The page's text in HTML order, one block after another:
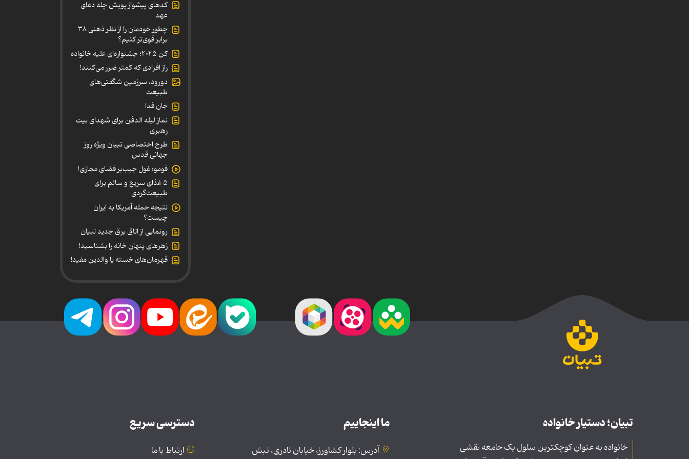
کدهای پیشواز پویش چله دعای
عهد
چطور خودمان را از نظر ذهنی ۳۸
برابر قوی‌تر کنیم؟
کن ۲۰۲۵؛ جشنواره‌ای علیه خانواده
راز افرادی که کمتر ضرر می‌کنند!
دورود، سرزمین شگفتی‌های
طبیعت
جان فدا
نماز لیله الدفن برای شهدای بیت
رهبری
طرح اختصاصی تبیان ویژه روز
جهانی قدس
فومو؛ غول جیب‌بر فضای مجازی!
۵ غذای سریع و سالم برای
طبیعت‌گردی
نتیجه حمله آمریکا به ایران
چیست؟
رونمایی از اتاق برق جدید تبیان
زهرهای پنهان خانه را بشناسید!
قهرمان‌های خسته یا والدین مفید!
تبیان؛ دستیار خانواده
خانواده به عنوان کوچکترین سلول یک جامعه نقشی
ما اینجاییم
آدرس: بلوار کشاورز، خیابان نادری، نبش
دسترسی سریع
ارتباط با ما